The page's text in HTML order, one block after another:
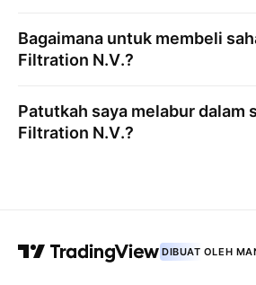
Bagaimana untuk membeli
Filtration N.V.?
Patutkah saya melabur dalam
Filtration N.V.?
DIBUAT OLEH